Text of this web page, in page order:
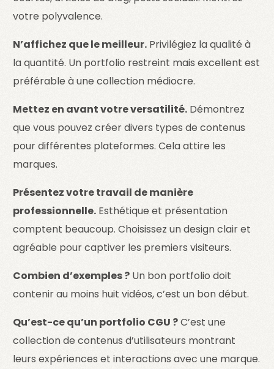
votre polyvalence.
N’affichez que le meilleur. Privilégiez la qualité à
la quantité. Un portfolio restreint mais excellent est
préférable à une collection médiocre.
Mettez en avant votre versatilité. Démontrez
que vous pouvez créer divers types de contenus
pour différentes plateformes. Cela attire les
marques.
Présentez votre travail de manière
professionnelle. Esthétique et présentation
comptent beaucoup. Choisissez un design clair et
agréable pour captiver les premiers visiteurs.
Combien d’exemples ? Un bon portfolio doit
contenir au moins huit vidéos, c’est un bon début.
Qu’est-ce qu’un portfolio CGU ?C’est une
collection de contenus d’utilisateurs montrant
leurs expériences et interactions avec une marque.